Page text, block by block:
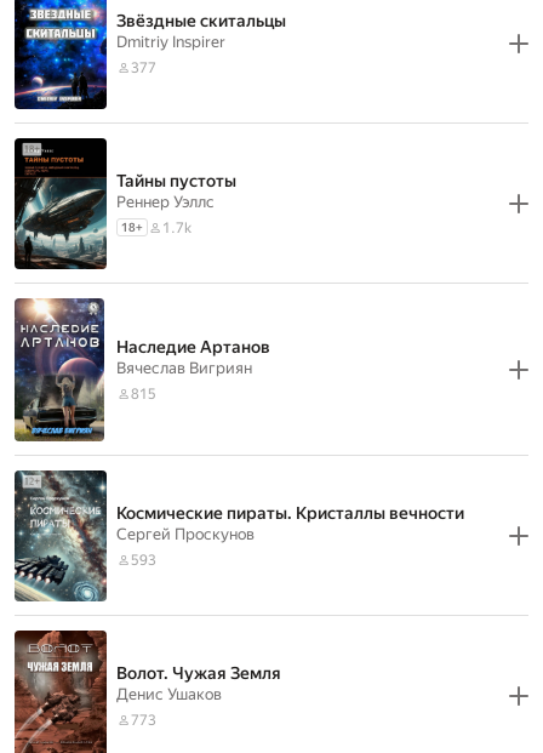
Звёздные скитальцы
Dmitriy Inspirer
377
Тайны пустоты
Реннер Уэллс
18+ 1.7k
Наследие Артанов
Вячеслав Вигриян
815
Космические пираты. Кристаллы вечности
Сергей Проскунов
593
Волот. Чужая Земля
Денис Ушаков
773